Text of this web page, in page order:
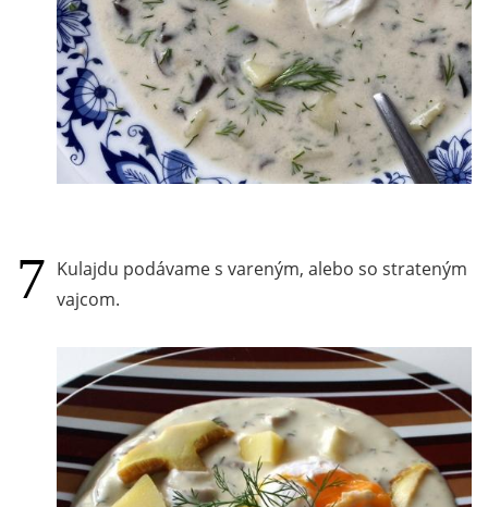
Kulajdu podávame s vareným, alebo so strateným
vajcom.